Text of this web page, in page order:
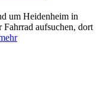
um Heidenheim in
aufsuchen, dort